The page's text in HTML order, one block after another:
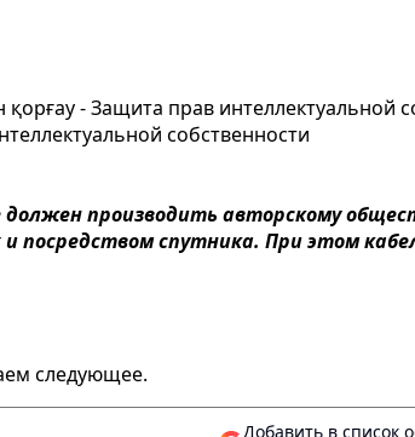
қорғау - Защита прав интеллектуальной
собственности
производить авторскому
посредством спутника. При этом
следующее.
Добавить в список